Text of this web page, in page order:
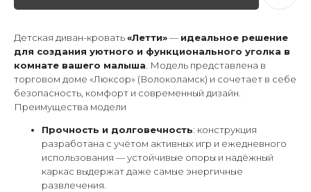
Детская диван-кровать«Летти»— идеальное решение
для создания уютного и функционального уголка в
комнате вашего малыша . Модель представлена в
торговом доме «Люксор» (Волоколамск) и сочетает в себе
безопасность, комфорт и современный дизайн.
Преимущества модели
Прочность и долговечность: конструкция
разработана с учётом активных игр и ежедневного
использования — устойчивые опоры и надёжный
каркас выдержат даже самые энергичные
развлечения.